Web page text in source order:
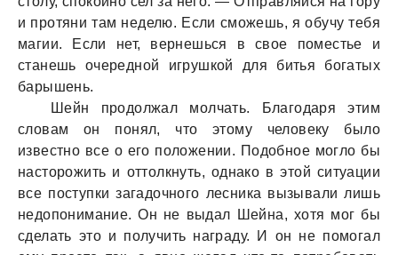
и протяни там неделю. Если сможешь, я обучу тебя
магии. Если нет, вернешься в свое поместье и
станешь очередной игрушкой для битья богатых
барышень.
Шейн продолжал молчать. Благодаря этим
словам он понял, что этому человеку было
известно все о его положении. Подобное могло бы
насторожить и оттолкнуть, однако в этой ситуации
все поступки загадочного лесника вызывали лишь
недопонимание. Он не выдал Шейна, хотя мог бы
сделать это и получить награду. И он не помогал